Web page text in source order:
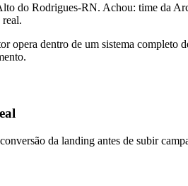
do Rodrigues-RN. Achou: time da
opera dentro de um sistema
da landing antes de subir